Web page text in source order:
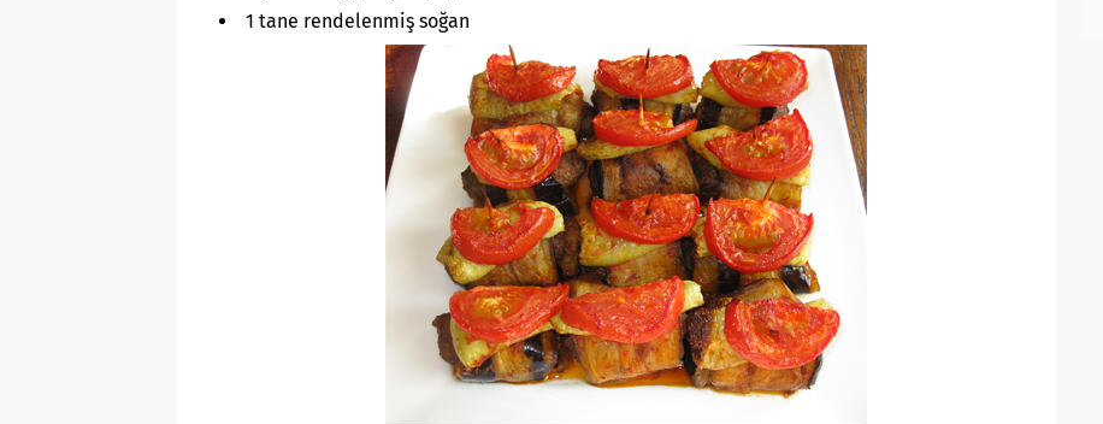
1 tane rendelenmiş soğan